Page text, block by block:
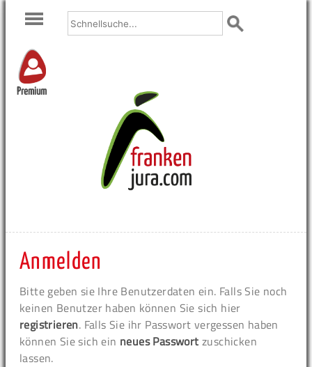
Premium
Anmelden
Bitte geben sie Ihre Benutzerdaten ein. Falls Sie noch
keinen Benutzer haben können Sie sich hier
registrieren. Falls Sie ihr Passwort vergessen haben
können Sie sich ein neues Passwort zuschicken
lassen.